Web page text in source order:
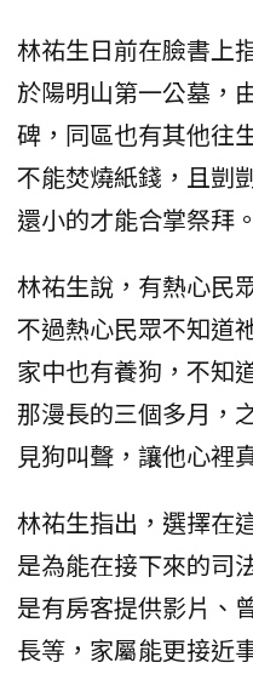
林祐生日前在臉書上
於陽明山第一公墓，
碑，同區也有其他往
不能焚燒紙錢，且剴
還小的才能合掌祭拜。
林祐生說，有熱心民
不過熱心民眾不知道
家中也有養狗，不知
那漫長的三個多月，
見狗叫聲，讓他心裡
林祐生指出，選擇在
是為能在接下來的司
是有房客提供影片、
長等，家屬能更接近